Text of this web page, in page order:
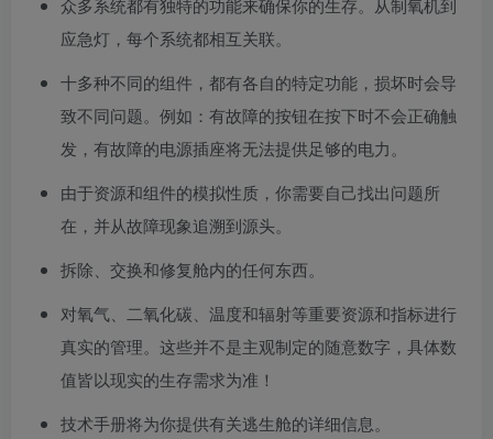
众多系统都有独特的功能来确保你的生存。从制氧机到
应急灯，每个系统都相互关联。
十多种不同的组件，都有各自的特定功能，损坏时会导
致不同问题。例如：有故障的按钮在按下时不会正确触
发，有故障的电源插座将无法提供足够的电力。
由于资源和组件的模拟性质，你需要自己找出问题所
在，并从故障现象追溯到源头。
拆除、交换和修复舱内的任何东西。
对氧气、二氧化碳、温度和辐射等重要资源和指标进行
真实的管理。这些并不是主观制定的随意数字，具体数
值皆以现实的生存需求为准！
技术手册将为你提供有关逃生舱的详细信息。